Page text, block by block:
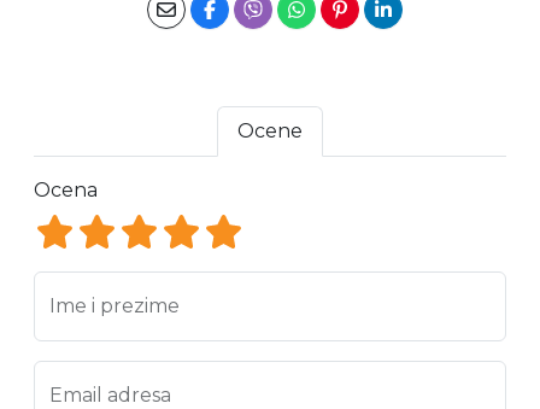
Ocene
Ocena
Ocena 5
Ocena 4
Ocena 3
Ocena 2
Ocena 1
Ime i prezime
Email adresa